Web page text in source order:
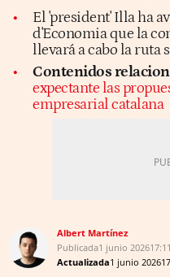
El 'president' Illa ha
d'Economia que la
llevará a cabo la ruta
Contenidos
expectante las
empresarial catalana
Albert Martínez
Publicada1 junio 2026
Actualizada1 junio 2026